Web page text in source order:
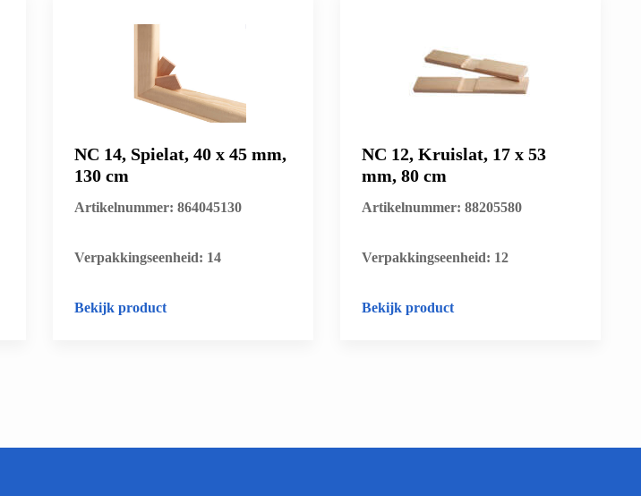
NC 14, Spielat, 40 x 45 mm,
130 cm
Artikelnummer: 864045130
​Verpakkingseenheid: 14
Bekijk product
NC 12, Kruislat, 17 x 53
mm, 80 cm
Artikelnummer: 88205580
​Verpakkingseenheid: 12
Bekijk product